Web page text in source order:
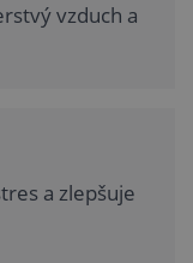
vzduch a
a zlepšuje